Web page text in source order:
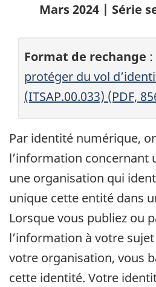
Mars 2024 | Série
Format de rechange :
protéger du vol
(ITSAP.00.033) (PDF,
Par identité numérique,
l’information concernant
une organisation qui
unique cette entité dans
Lorsque vous publiez ou
l’information à votre
votre organisation, vous
cette identité. Votre